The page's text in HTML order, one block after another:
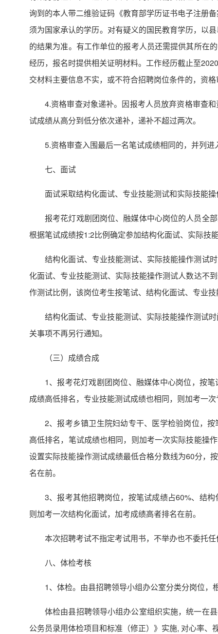
询到的本人带二维验证码《教育部学历证书电子注册
须为国家承认的学历。对有疑义的国民教育学历，以
的结果为准。有工作单位的报考人员还需提供其所在
经历，报名时提供相关证明材料。工作经历截止至
交材料主要信息不实，或不符合招聘岗位条件的，资
4.资格审查对象递补。因报考人员放弃资格审查
试成绩从高分到低分依次递补，递补不超过两次。
5.资格审查入围最后一名笔试成绩相同的，并列进
七、面试
面试采取结构化面试、专业技能测试和实际技能
报考花灯戏剧团岗位、融媒体中心岗位的人员全
根据笔试成绩按1:2比例确定参加结构化面试、实际技
结构化面试、专业技能测试、实际技能操作测试
化面试、专业技能测试、实际技能操作测试人数达不
作测试比例，该岗位考生按笔试、结构化面试、专业
结构化面试、专业技能测试、实际技能操作测试
关事项不再另行通知。
（三）成绩合成
1、报考花灯戏剧团岗位、融媒体中心岗位，按
成绩高低排名，专业技能测试成绩也相同，则加考一
2、报考乡镇卫生院妇幼专干、医学检验岗位，
高低排名，笔试成绩也相同，则加考一次实际技能操
设置实际技能操作测试成绩最低合格分数线为60分，
名在前。
3、报考其他招聘岗位，按笔试成绩占60%、结
则加考一次结构化面试，加考成绩高者排名在前。
本次招聘考试不指定考试用书，不举办也不委托
八、体检考核
1、体检。由县招聘领导小组办公室分类分岗位
体检由县招聘领导小组办公室组织实施，统一在
公务员录用体检项目和标准（修正）》实施, 对心率